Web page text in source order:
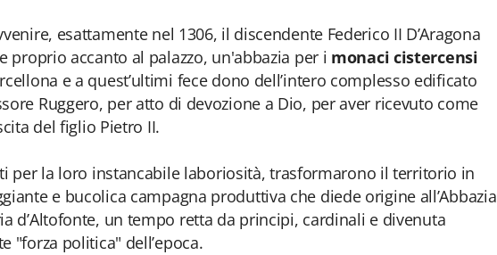
esattamente nel 1306, il discendente Federico II D’Aragona
proprio accanto al palazzo, un'abbazia per i monaci cistercensi
e a quest’ultimi fece dono dell’intero complesso edificato
Ruggero, per atto di devozione a Dio, per aver ricevuto come
del figlio Pietro II.
per la loro instancabile laboriosità, trasformarono il territorio in
e bucolica campagna produttiva che diede origine all’Abbazia
d’Altofonte, un tempo retta da principi, cardinali e divenuta
"forza politica" dell’epoca.